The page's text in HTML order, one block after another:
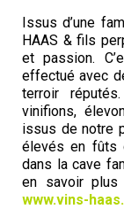
Issus d’une
HAAS & fils
et passion.
effectué avec
terroir
vinifions,
issus de notre
élevés en fûts
dans la cave
en savoir
www.vins-